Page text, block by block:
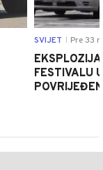
SVIJET Pre 33
FESTIVALU